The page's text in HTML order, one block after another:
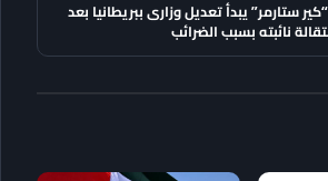
ستارمر” يبدأ تعديل وزارى ببريطانيا بعد
نائبته بسبب الضرائب